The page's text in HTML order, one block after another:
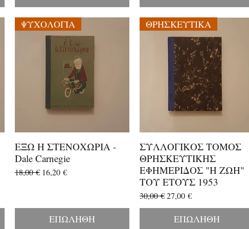
Γρήγορη προβολή
ΨΥΧΟΛΟΓΙΑ
ΕΞΩ Η ΣΤΕΝΟΧΩΡΙΑ -
Dale Carnegie
Κανονική τιμή
18,00 € Τιμή Έκπτωσης
16,20 €
ΕΠΩΛΗΘΗ
Γρήγορη προβολή
ΘΡΗΣΚΕΥΤΙΚΑ
ΣΥΛΛΟΓΙΚΟΣ ΤΟΜΟΣ
ΘΡΗΣΚΕΥΤΙΚΗΣ
ΕΦΗΜΕΡΙΔΟΣ "Η ΖΩΗ"
ΤΟΥ ΕΤΟΥΣ 1953
Κανονική τιμή
30,00 €Τιμή Έκπτωσης
27,00 €
ΕΠΩΛΗΘΗ